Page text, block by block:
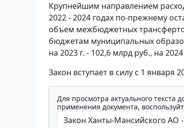
Крупнейшим направлением
2022 - 2024 годах по-прежнему
объем межбюджетных
бюджетам муниципальных
на 2023 г. - 102,6 млрд руб., на
Закон вступает в силу с 1 января
Для просмотра актуального
применения документа,